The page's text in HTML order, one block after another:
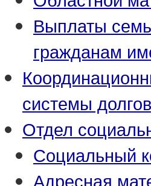
Выплаты
гражданам
системы
Отдел
Социальный
Адресная